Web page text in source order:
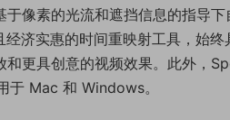
像素的光流和遮挡信息的指导
济实惠的时间重映射工具，始
和更具创意的视频效果。此外，
于 Mac 和 Windows。